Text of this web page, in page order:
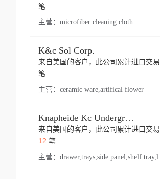
笔
主营： microfiber cleaning cloth
K&c Sol Corp.
来自美国的客户，此公司累计进口交易
笔
主营： ceramic ware,artifical flower
Knapheide Kc Underground
来自美国的客户，此公司累计进口交易
12 笔
主营：